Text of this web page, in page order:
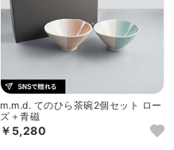
m.m.d. てのひら茶碗2個セット ロー
ズ＋青磁
￥5,280